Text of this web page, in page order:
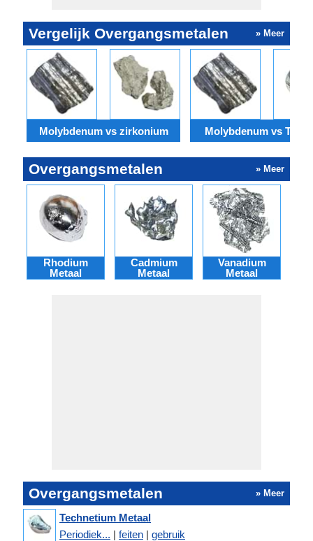
Vergelijk Overgangsmetalen » Meer
Molybdenum vs zirkonium Molybdenum vs
Overgangsmetalen » Meer
Rhodium
Metaal
Cadmium
Metaal
Vanadium
Metaal
Overgangsmetalen » Meer
Technetium Metaal
Periodiek... | feiten | gebruik